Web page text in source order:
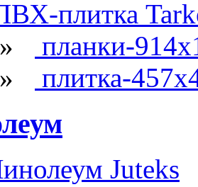
плитка
»
планки-
»
плитка-
Juteks